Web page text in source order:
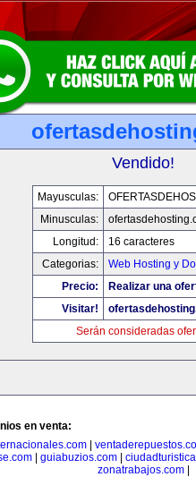
Vendido!
Mayusculas:
Minusculas:
Longitud:
16 caracteres
Categorias:
Web Hosting y
Precio:
Realizar una
Visitar!
Serán consideradas
en venta:
|
guiabuzios.com
zonatrabajos.com|